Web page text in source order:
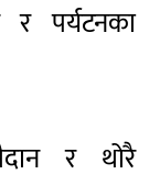
र पर्यटनका
र थोरै